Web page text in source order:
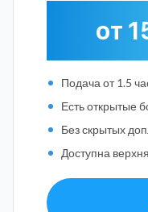
от
Подача от 1.5
Есть открытые
Без скрытых
Доступна